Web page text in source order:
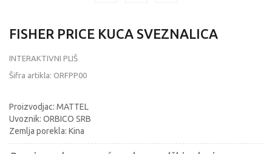
FISHER PRICE KUCA SVEZNALICA
INTERAKTIVNI PLIŠ
Šifra artikla: ORFPP00
Proizvodjac: MATTEL
Uvoznik: ORBICO SRB
Zemlja porekla: Kina